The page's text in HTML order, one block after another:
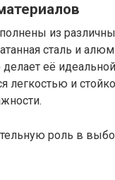
из
сталь и
её
легкостью и
роль в